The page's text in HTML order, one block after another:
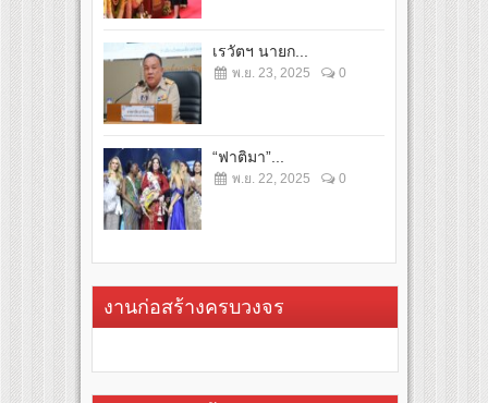
เรวัตฯ นายก...
พ.ย. 23, 2025 0
“ฟาติมา”...
พ.ย. 22, 2025 0
งานก่อสร้างครบวงจร